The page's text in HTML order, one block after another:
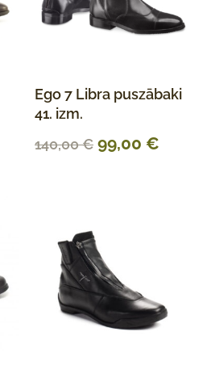
Ego 7 Libra puszābaki
41. izm.
140,00€ 99,00 €